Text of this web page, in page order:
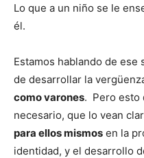
Lo que a un niño se le
él.
Estamos hablando de
de desarrollar la
como varones. Pero esto
necesario, que lo vean
para ellos mismos en la
identidad, y el desarrollo